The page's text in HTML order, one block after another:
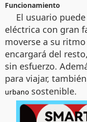
Funcionamiento
El usuario
eléctrica con gran
moverse a su
encargará del
sin esfuerzo.
para viajar,
urbano sostenible.